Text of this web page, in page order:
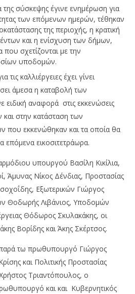
της σύσκεψης έγινε ενημέρωση για
των επόμενων ημερών, τέθηκαν
της περιοχής, η κρατική
και η ενίσχυση των δήμων,
σχετίζονται με την
υποδομών.
τις καλλιέργειες έχει γίνει
άμεσα η καταβολή των
ειδική αναφορά στις εκκενώσεις
στην κατάσταση των
που εκκενώθηκαν και τα οποία θα
επόμενα εικοσιτετράωρα.
υπουργού Βασίλη Κικίλια,
Άμυνας Νίκος Δένδιας, Προστασίας
Εξωτερικών Γιώργος
Θοδωρής Λιβάνιος, Υποδομών
Θόδωρος Σκυλακάκης, οι
Βορίδης και Άκης Σκέρτσος.
τω πρωθυπουργό Γιώργος
και Πολιτικής Προστασίας
Τριαντόπουλος, ο
και και Κυβερνητικός